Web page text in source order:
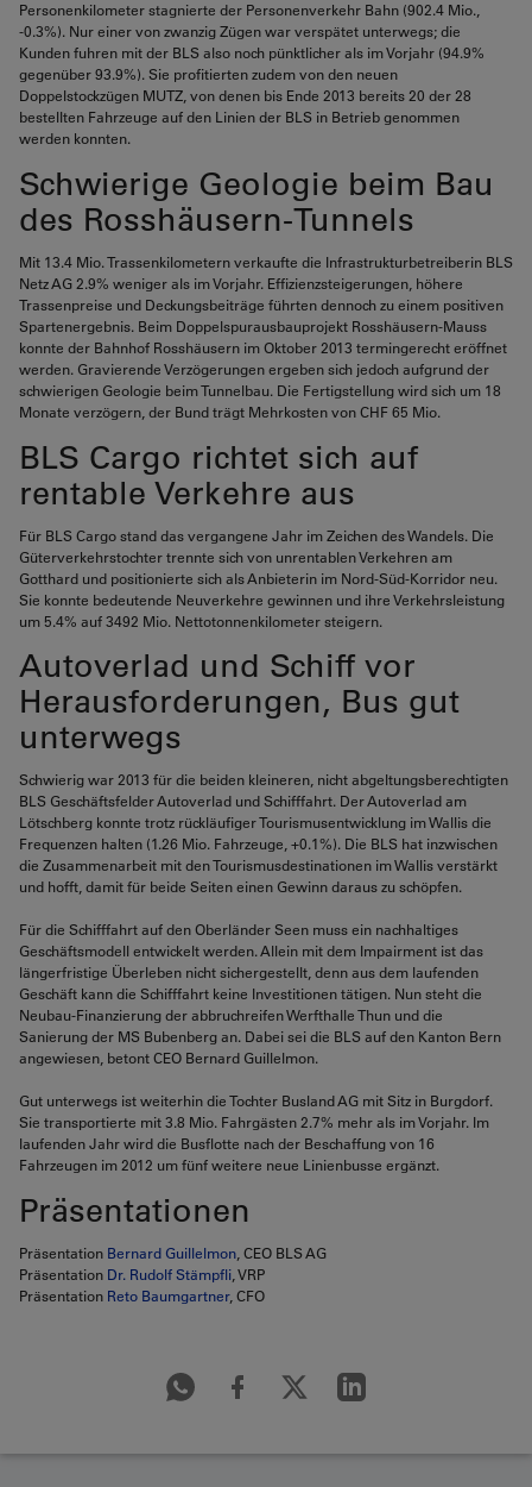
Personenkilometer stagnierte der Personenverkehr Bahn (902.4 Mio.,
-0.3%). Nur einer von zwanzig Zügen war verspätet unterwegs; die
Kunden fuhren mit der BLS also noch pünktlicher als im Vorjahr (94.9%
gegenüber 93.9%). Sie profitierten zudem von den neuen
Doppelstockzügen MUTZ, von denen bis Ende 2013 bereits 20 der 28
bestellten Fahrzeuge auf den Linien der BLS in Betrieb genommen
werden konnten.
Schwierige Geologie beim Bau
des Rosshäusern-Tunnels
Mit 13.4 Mio. Trassenkilometern verkaufte die Infrastrukturbetreiberin BLS
Netz AG 2.9% weniger als im Vorjahr. Effizienzsteigerungen, höhere
Trassenpreise und Deckungsbeiträge führten dennoch zu einem positiven
Spartenergebnis. Beim Doppelspurausbauprojekt Rosshäusern-Mauss
konnte der Bahnhof Rosshäusern im Oktober 2013 termingerecht eröffnet
werden. Gravierende Verzögerungen ergeben sich jedoch aufgrund der
schwierigen Geologie beim Tunnelbau. Die Fertigstellung wird sich um 18
Monate verzögern, der Bund trägt Mehrkosten von CHF 65 Mio.
BLS Cargo richtet sich auf
rentable Verkehre aus
Für BLS Cargo stand das vergangene Jahr im Zeichen des Wandels. Die
Güterverkehrstochter trennte sich von unrentablen Verkehren am
Gotthard und positionierte sich als Anbieterin im Nord-Süd-Korridor neu.
Sie konnte bedeutende Neuverkehre gewinnen und ihre Verkehrsleistung
um 5.4% auf 3492 Mio. Nettotonnenkilometer steigern.
Autoverlad und Schiff vor
Herausforderungen, Bus gut
unterwegs
Schwierig war 2013 für die beiden kleineren, nicht abgeltungsberechtigten
BLS Geschäftsfelder Autoverlad und Schifffahrt. Der Autoverlad am
Lötschberg konnte trotz rückläufiger Tourismusentwicklung im Wallis die
Frequenzen halten (1.26 Mio. Fahrzeuge, +0.1%). Die BLS hat inzwischen
die Zusammenarbeit mit den Tourismusdestinationen im Wallis verstärkt
und hofft, damit für beide Seiten einen Gewinn daraus zu schöpfen.
Für die Schifffahrt auf den Oberländer Seen muss ein nachhaltiges
Geschäftsmodell entwickelt werden. Allein mit dem Impairment ist das
längerfristige Überleben nicht sichergestellt, denn aus dem laufenden
Geschäft kann die Schifffahrt keine Investitionen tätigen. Nun steht die
Neubau-Finanzierung der abbruchreifen Werfthalle Thun und die
Sanierung der MS Bubenberg an. Dabei sei die BLS auf den Kanton Bern
angewiesen, betont CEO Bernard Guillelmon.
Gut unterwegs ist weiterhin die Tochter Busland AG mit Sitz in Burgdorf.
Sie transportierte mit 3.8 Mio. Fahrgästen 2.7% mehr als im Vorjahr. Im
laufenden Jahr wird die Busflotte nach der Beschaffung von 16
Fahrzeugen im 2012 um fünf weitere neue Linienbusse ergänzt.
Präsentationen
Präsentation Bernard Guillelmon , CEO BLS AG
Präsentation Dr. Rudolf Stämpfli , VRP
Präsentation Reto Baumgartner, CFO